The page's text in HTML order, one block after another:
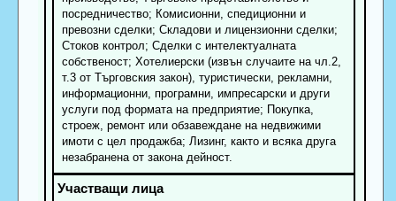
посредничество; Комисионни, спедиционни и
превозни сделки; Складови и лицензионни сделки;
Стоков контрол; Сделки с интелектуалната
собственост; Хотелиерски (извън случаите на чл.2,
т.3 от Търговския закон), туристически, рекламни,
информационни, програмни, импресарски и други
услуги под формата на предприятие; Покупка,
строеж, ремонт или обзавеждане на недвижими
имоти с цел продажба; Лизинг, както и всяка друга
незабранена от закона дейност.